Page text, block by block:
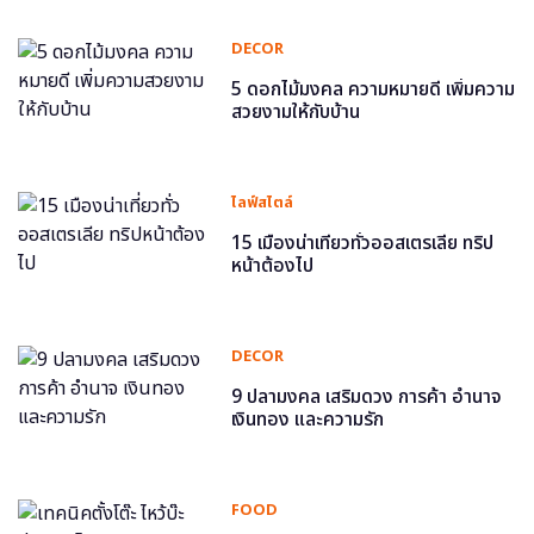
DECOR
5 ดอกไม้มงคล ความหมายดี เพิ่มความ
สวยงามให้กับบ้าน
ไลฟ์สไตล์
15 เมืองน่าเที่ยวทั่วออสเตรเลีย ทริป
หน้าต้องไป
DECOR
9 ปลามงคล เสริมดวง การค้า อำนาจ
เงินทอง และความรัก
FOOD